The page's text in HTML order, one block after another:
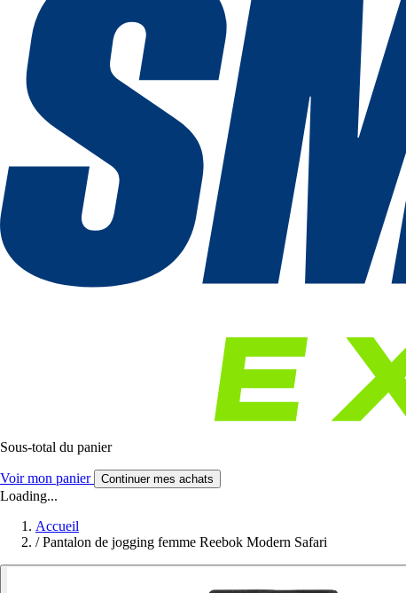
Sous-total du panier
Voir mon panier Continuer mes achats
Loading...
Accueil
/ Pantalon de jogging femme Reebok Modern Safari